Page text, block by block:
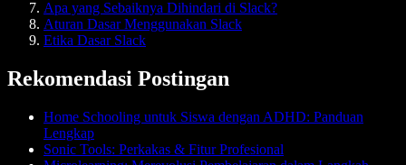
Apa yang Sebaiknya Dihindari di Slack?
Aturan Dasar Menggunakan Slack
Etika Dasar Slack
Rekomendasi Postingan
Home Schooling untuk Siswa dengan ADHD: Panduan
Lengkap
Sonic Tools: Perkakas & Fitur Profesional